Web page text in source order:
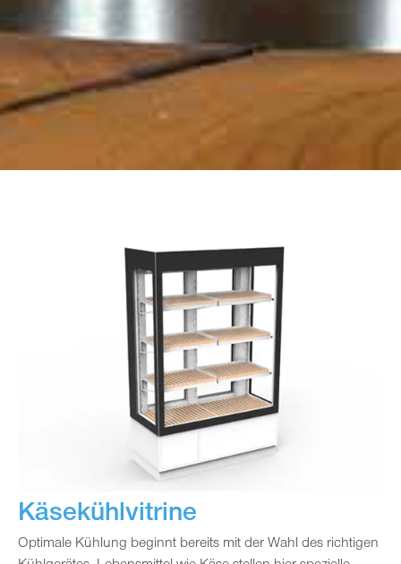
Käsekühlvitrine
Optimale Kühlung beginnt bereits mit der Wahl des richtigen